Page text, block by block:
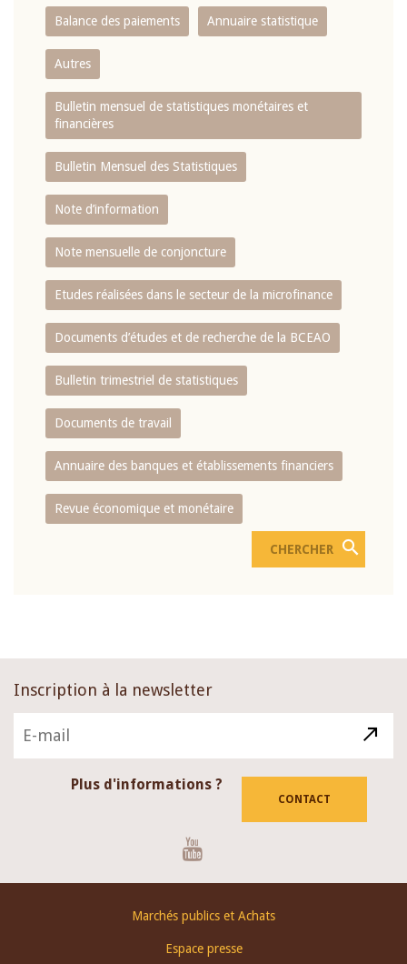
Balance des paiements Annuaire statistique
Autres
Bulletin mensuel de statistiques monétaires et
financières
Bulletin Mensuel des Statistiques
Note d’information
Note mensuelle de conjoncture
Etudes réalisées dans le secteur de la microfinance
Documents d’études et de recherche de la BCEAO
Bulletin trimestriel de statistiques
Documents de travail
Annuaire des banques et établissements financiers
Revue économique et monétaire
Inscription à la newsletter
Plus d'informations ?
CONTACT
Marchés publics et Achats
Espace presse